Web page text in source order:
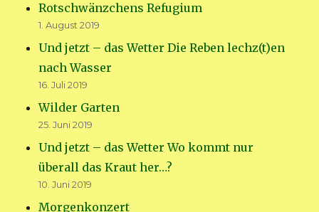
Rotschwänzchens Refugium
1. August 2019
Und jetzt – das Wetter Die Reben lechz(t)en
nach Wasser
16. Juli 2019
Wilder Garten
25. Juni 2019
Und jetzt – das Wetter Wo kommt nur
überall das Kraut her…?
10. Juni 2019
Morgenkonzert